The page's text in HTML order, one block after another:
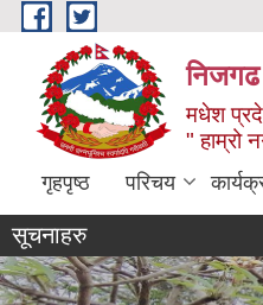
Skip to main content
निजगढ
मधेश
" हाम्रो
गृहपृष्ठ परिचय
सूचनाहरु